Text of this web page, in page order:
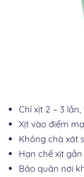
Chỉ xịt 2 – 3
Xịt vào điểm
Không chà xát
Hạn chế xịt
Bảo quản nơi